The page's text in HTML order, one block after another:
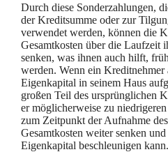
Durch diese Sonderzahlungen,
der Kreditsumme oder zur
verwendet werden, können die
Gesamtkosten über die Laufzeit
senken, was ihnen auch hilft,
werden. Wenn ein Kreditnehmer
Eigenkapital in seinem Haus
großen Teil des ursprünglichen
er möglicherweise zu
zum Zeitpunkt der Aufnahme
Gesamtkosten weiter senken
Eigenkapital beschleunigen kann.